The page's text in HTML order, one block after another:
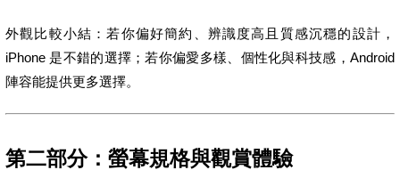
外觀比較小結：若你偏好簡約、辨識度高且質感沉穩的設計，
iPhone 是不錯的選擇；若你偏愛多樣、個性化與科技感，Android
陣容能提供更多選擇。
第二部分：螢幕規格與觀賞體驗